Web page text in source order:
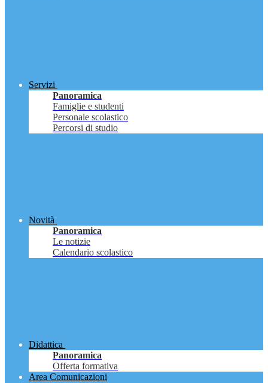
Servizi
Panoramica
Famiglie e studenti
Personale scolastico
Percorsi di studio
Novità
Panoramica
Le notizie
Calendario scolastico
Didattica
Panoramica
Offerta formativa
Area Comunicazioni